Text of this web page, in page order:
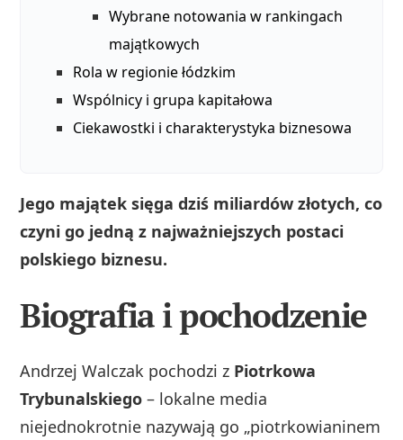
Wybrane notowania w rankingach
majątkowych
Rola w regionie łódzkim
Wspólnicy i grupa kapitałowa
Ciekawostki i charakterystyka biznesowa
Jego majątek sięga dziś miliardów złotych, co
czyni go jedną z najważniejszych postaci
polskiego biznesu.
Biografia i pochodzenie
Andrzej Walczak pochodzi z Piotrkowa
Trybunalskiego – lokalne media
niejednokrotnie nazywają go „piotrkowianinem